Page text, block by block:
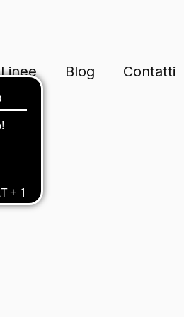
Linee Blog Contatti